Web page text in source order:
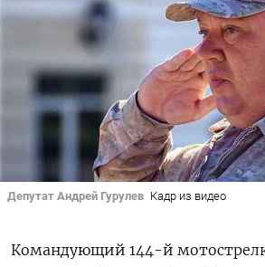
Депутат Андрей Гурулев Кадр из видео
Командующий 144-й